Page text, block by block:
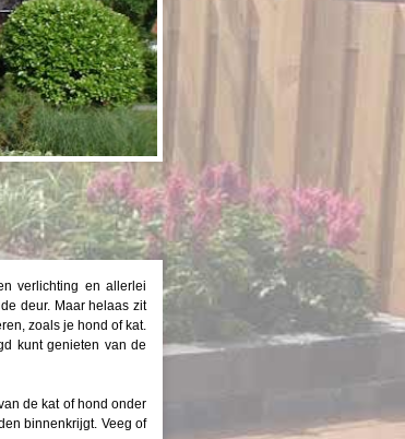
verlichting en allerlei
deur. Maar helaas zit
zoals je hond of kat.
kunt genieten van de
de kat of hond onder
binnenkrijgt. Veeg of